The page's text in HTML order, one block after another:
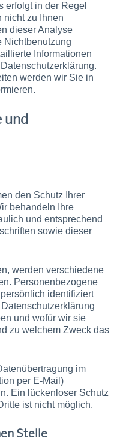
erfolgt in der Regel
nicht zu Ihnen
dieser Analyse
Nichtbenutzung
Informationen
werden wir Sie in
und
den Schutz Ihrer
behandeln Ihre
und entsprechend
sowie dieser
werden verschiedene
Personenbezogene
identifiziert
und wofür wir sie
zu welchem Zweck das
im
per E-Mail)
Ein lückenloser Schutz
ist nicht möglich.
Stelle